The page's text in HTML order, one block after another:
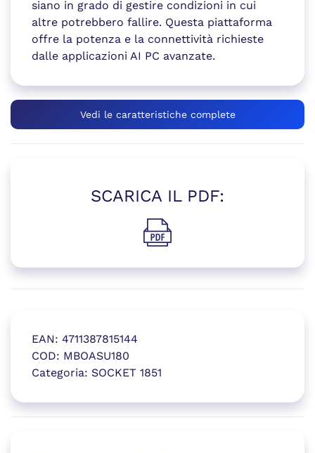
siano in grado di gestire condizioni in cui
altre potrebbero fallire. Questa piattaforma
offre la potenza e la connettività richieste
dalle applicazioni AI PC avanzate.
Vedi le caratteristiche complete
EAN: 4711387815144
COD: MBOASU180
Categoria: SOCKET 1851
(si apre in una nuova
SCARICA IL PDF:
(si apre in una nuova